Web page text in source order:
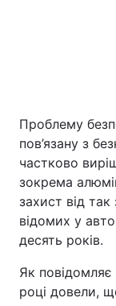
Проблему
пов’язану з
частково
зокрема
захист від
відомих у
десять років.
Як повідомляє
році довели,